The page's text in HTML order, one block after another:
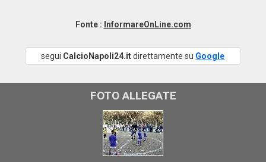
Fonte : InformareOnLine.com
segui CalcioNapoli24.itdirettamente su Google
FOTO ALLEGATE